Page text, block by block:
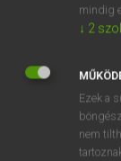
DÍJMENTES
snarling iron
mindig
↓ 2
Ezek a
nem